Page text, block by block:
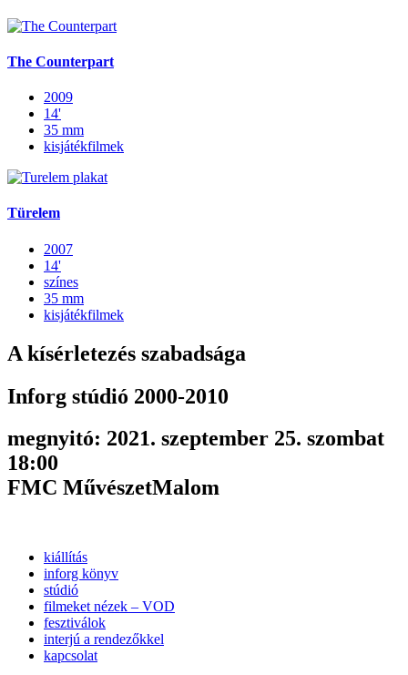
The Counterpart
2009
14'
35 mm
kisjátékfilmek
Türelem
2007
14'
színes
35 mm
kisjátékfilmek
A kísérletezés szabadsága
Inforg stúdió 2000-2010
megnyitó: 2021. szeptember 25. szombat
18:00
FMC MűvészetMalom
kiállítás
inforg könyv
stúdió
filmeket nézek – VOD
fesztiválok
interjú a rendezőkkel
kapcsolat